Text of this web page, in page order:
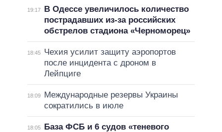
19:17
В Одессе увеличилось количество
пострадавших из-за российских
обстрелов стадиона «Черноморец»
18:45
Чехия усилит защиту аэропортов
после инцидента с дроном в
Лейпциге
18:09
Международные резервы Украины
сократились в июле
18:05
База ФСБ и 6 судов «теневого